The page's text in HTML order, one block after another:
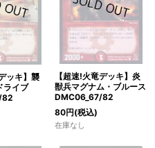
ッキ】襲
ライブ
82
【超速!火竜デッキ】炎
獣兵マグナム・ブルース
DMC06_67/82
80円(税込)
在庫なし